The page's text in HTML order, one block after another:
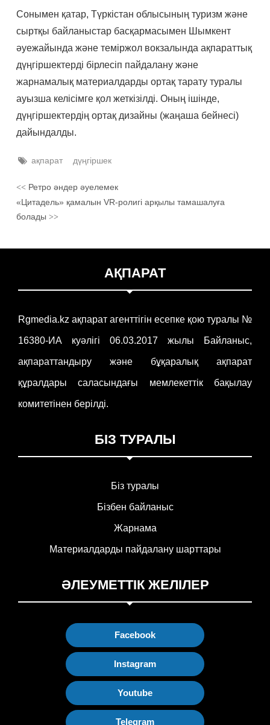
Сонымен қатар, Түркістан облысының туризм және
сыртқы байланыстар басқармасымен Шымкент
әуежайында және теміржол вокзалында ақпараттық
дүңгіршектерді бірлесіп пайдалану және
жарнамалық материалдарды ортақ тарату туралы
ауызша келісімге қол жеткізілді. Оның ішінде,
дүңгіршектердің ортақ дизайны (жаңаша бейнесі)
дайындалды.
ақпарат дүңгіршек
<<Ретро әндер әуелемек
«Цитадель» қамалын VR-ролигі арқылы тамашалуға
болады >>
АҚПАРАТ
Rgmedia.kz ақпарат агенттігін есепке қою туралы №
16380-ИА куәлігі 06.03.2017 жылы Байланыс,
ақпараттандыру және бұқаралық ақпарат
құралдары саласындағы мемлекеттік бақылау
комитетінен берілді.
БІЗ ТУРАЛЫ
Біз туралы
Бізбен байланыс
Жарнама
Материалдарды пайдалану шарттары
ӘЛЕУМЕТТІК ЖЕЛІЛЕР
Facebook
Instagram
Youtube
Telegram